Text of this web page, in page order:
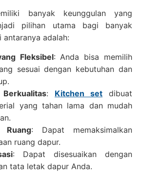
banyak keunggulan yang
pilihan utama bagi banyak
antaranya adalah:
Fleksibel: Anda bisa memilih
sesuai dengan kebutuhan dan
: Kitchen set dibuat
yang tahan lama dan mudah
Ruang: Dapat memaksimalkan
ruang dapur.
: Dapat disesuaikan dengan
tata letak dapur Anda.